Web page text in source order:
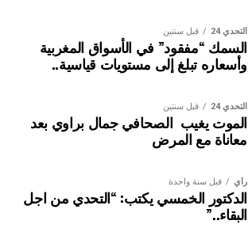
التحدي 24 قبل سنتين
السمك “مفقود” في الأسواق المغربية
وأسعاره تبلغ إلى مستويات قياسية..
التحدي 24 قبل سنتين
الموت يغيب الصحافي جمال براوي بعد
معاناة مع المرض
رأي قبل سنة واحدة
الدكتور الخمسي يكتب: “التحدي من اجل
البقاء..”